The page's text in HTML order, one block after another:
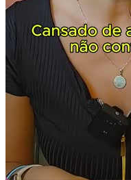
370,50
por pedido